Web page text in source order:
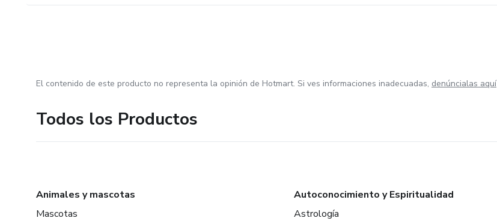
El contenido de este producto no representa la opinión de Hotmart. Si ves informaciones inadecuadas, denúncialas aquí
Todos los Productos
Animales y mascotas
Mascotas
Autoconocimiento y Espiritualidad
Astrología